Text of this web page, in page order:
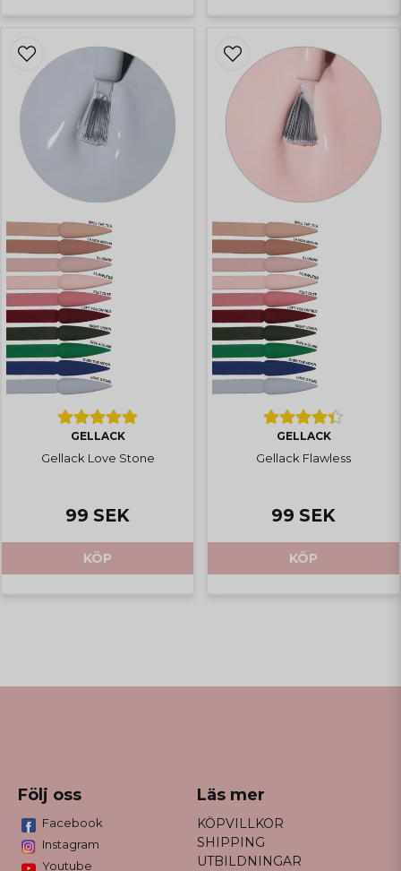
GELLACK
Gellack Love Stone
99 SEK
KÖP
GELLACK
Gellack Flawless
99 SEK
KÖP
Följ oss
Facebook
Instagram
Youtube
Läs mer
KÖPVILLKOR
SHIPPING
UTBILDNINGAR